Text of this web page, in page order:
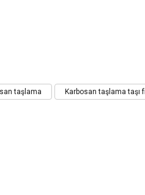
Bu ürüne ilk yorumu siz
taşlama Karbosan taşlama taşı